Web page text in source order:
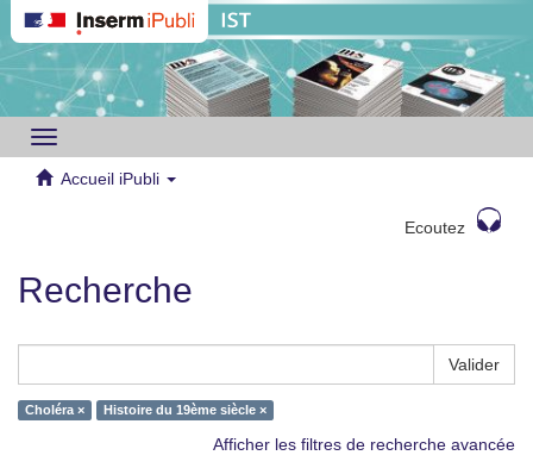
Toggle
navigation
Accueil iPubli
Ecoutez
Recherche
Valider
Choléra × Histoire du 19ème siècle ×
Afficher les filtres de recherche avancée